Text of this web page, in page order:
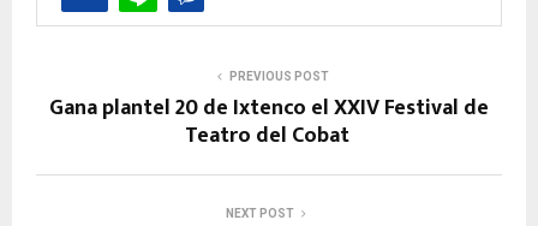
PREVIOUS POST
Gana plantel 20 de Ixtenco el XXIV Festival de
Teatro del Cobat
NEXT POST